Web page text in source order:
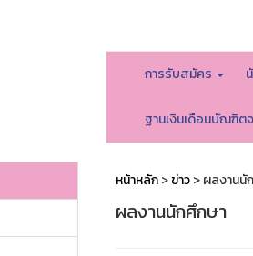
การรับสมัคร
ฐานเงินเดือนบัณฑิต
หน้าหลัก>ข่าว> ผลงานนั
ผลงานนักศึกษา